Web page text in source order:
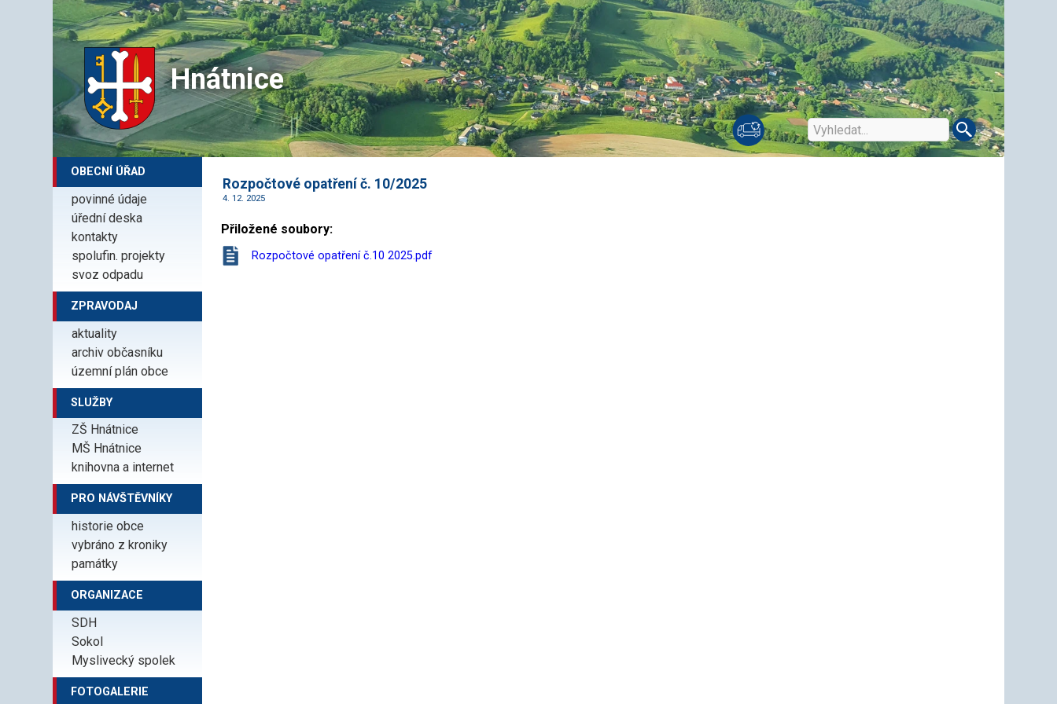
Hnátnice
OBECNÍ ÚŘAD
povinné údaje
úřední deska
kontakty
spolufin. projekty
svoz odpadu
ZPRAVODAJ
aktuality
archiv občasníku
územní plán obce
SLUŽBY
ZŠ Hnátnice
MŠ Hnátnice
knihovna a internet
PRO NÁVŠTĚVNÍKY
historie obce
vybráno z kroniky
památky
ORGANIZACE
SDH
Sokol
Myslivecký spolek
FOTOGALERIE
Rozpočtové opatření č. 10/2025
4. 12. 2025
Přiložené soubory:
Rozpočtové opatření č.10 2025.pdf